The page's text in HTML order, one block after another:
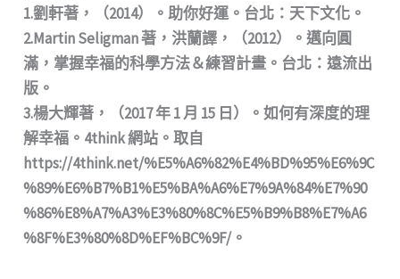
1.劉軒著，（2014）。助你好運。台北：天下文化。
2.Martin Seligman 著，洪蘭譯，（2012）。邁向圓
滿，掌握幸福的科學方法＆練習計畫。台北：遠流出
版。
3.楊大輝著，（2017 年 1 月 15 日）。如何有深度的理
解幸福。4think 網站。取自
https://4think.net/%E5%A6%82%E4%BD%95%E6%9C
%89%E6%B7%B1%E5%BA%A6%E7%9A%84%E7%90
%86%E8%A7%A3%E3%80%8C%E5%B9%B8%E7%A6
%8F%E3%80%8D%EF%BC%9F/。